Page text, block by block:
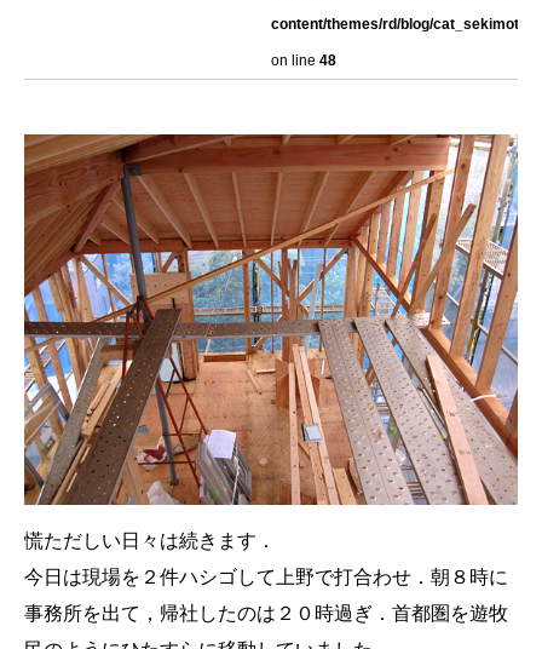
content/themes/rd/blog/
on line 48
慌ただしい日々は続きます．
今日は現場を２件ハシゴして上野で打合わせ．朝８時に
事務所を出て，帰社したのは２０時過ぎ．首都圏を遊牧